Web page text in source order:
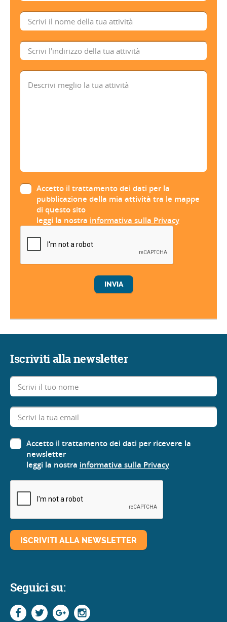
Accetto il trattamento dei dati per la
pubblicazione della mia attività tra le mappe
di questo sito
leggi la nostra informativa sulla Privacy
Iscriviti alla newsletter
Accetto il trattamento dei dati per ricevere la
newsletter
leggi la nostra informativa sulla Privacy
Seguici su: